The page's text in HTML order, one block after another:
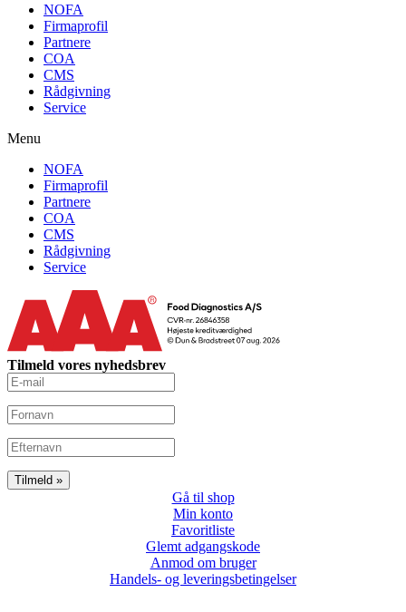
NOFA
Firmaprofil
Partnere
COA
CMS
Rådgivning
Service
Menu
NOFA
Firmaprofil
Partnere
COA
CMS
Rådgivning
Service
Tilmeld vores nyhedsbrev
Gå til shop
Min konto
Favoritliste
Glemt adgangskode
Anmod om bruger
Handels- og leveringsbetingelser